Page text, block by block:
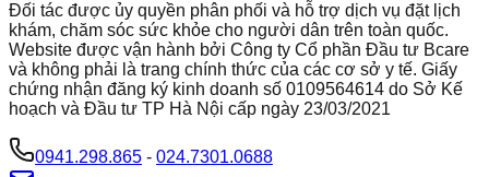
Đối tác được ủy quyền phân phối và hỗ trợ dịch vụ đặt lịch
khám, chăm sóc sức khỏe cho người dân trên toàn quốc.
Website được vận hành bởi Công ty Cổ phần Đầu tư Bcare
và không phải là trang chính thức của các cơ sở y tế. Giấy
chứng nhận đăng ký kinh doanh số 0109564614 do Sở Kế
hoạch và Đầu tư TP Hà Nội cấp ngày 23/03/2021
0941.298.865 - 024.7301.0688